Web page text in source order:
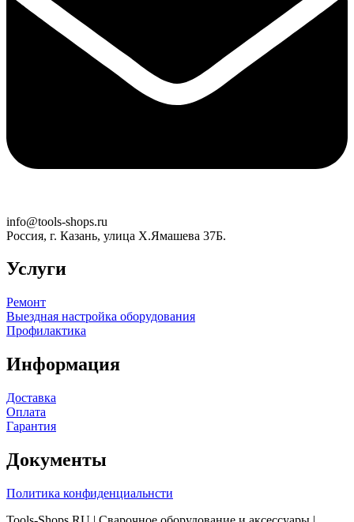
info@tools-shops.ru
Россия, г. Казань, улица Х.Ямашева 37Б.
Услуги
Ремонт
Выездная настройка оборудования
Профилактика
Информация
Доставка
Оплата
Гарантия
Документы
Политика конфиденциальнсти